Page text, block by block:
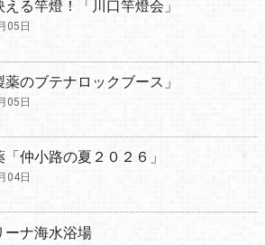
える竿燈！「川口竿燈会」
05日
薬のブテナロックブース」
05日
「仲小路の夏２０２６」
04日
ーナ海水浴場